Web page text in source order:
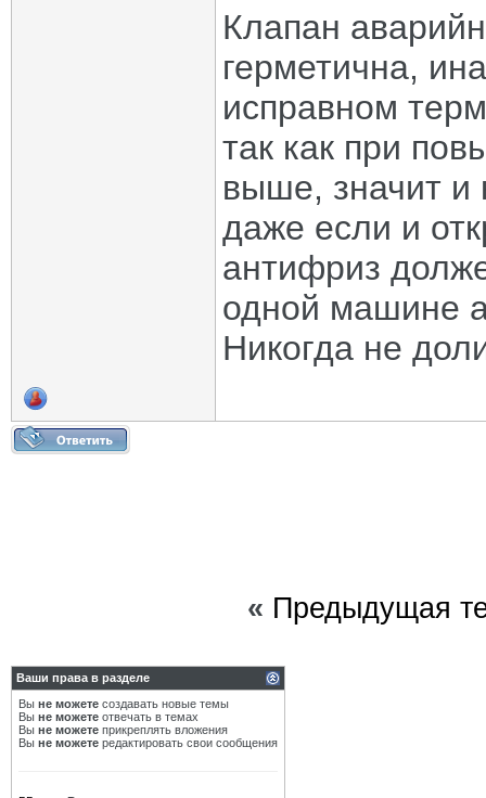
Клапан
герметична,
исправном
так как при
выше, значит и
даже если и
антифриз
одной машине
Никогда не
« Предыдущая
Ваши права в разделе
Вы не можете создавать новые темы
Вы не можете отвечать в темах
Вы не можете прикреплять вложения
Вы не можете редактировать свои сообщения